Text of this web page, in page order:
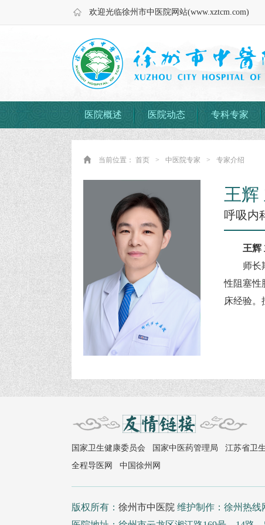
欢迎光临徐州市中医院网站(www.xztcm.com)
医院概述 医院动态 专科专家
当前位置： 首页 > 中医院专家 > 专家介绍
王辉
呼吸内
王辉
师长
性阻塞性
床经验。
国家卫生健康委员会 国家中医药管理局 江苏省卫
全程导医网
中国徐州网
版权所有： 徐州市中医院 维护制作：徐州热线